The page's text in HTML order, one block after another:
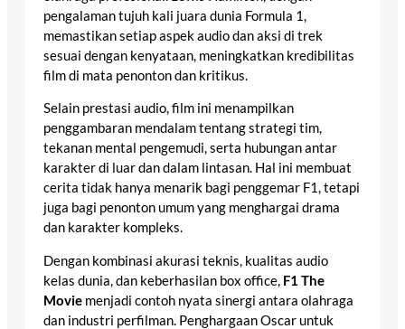
pengalaman tujuh kali juara dunia Formula 1,
memastikan setiap aspek audio dan aksi di trek
sesuai dengan kenyataan, meningkatkan kredibilitas
film di mata penonton dan kritikus.
Selain prestasi audio, film ini menampilkan
penggambaran mendalam tentang strategi tim,
tekanan mental pengemudi, serta hubungan antar
karakter di luar dan dalam lintasan. Hal ini membuat
cerita tidak hanya menarik bagi penggemar F1, tetapi
juga bagi penonton umum yang menghargai drama
dan karakter kompleks.
Dengan kombinasi akurasi teknis, kualitas audio
kelas dunia, dan keberhasilan box office, F1 The
Movie menjadi contoh nyata sinergi antara olahraga
dan industri perfilman. Penghargaan Oscar untuk